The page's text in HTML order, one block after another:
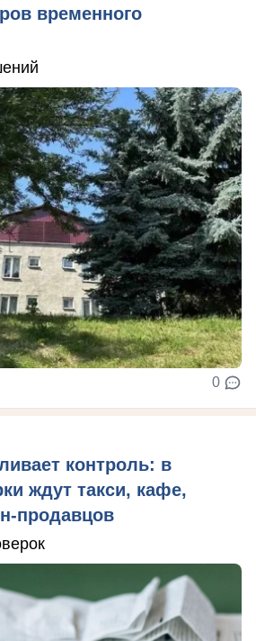
временного
0
контроль: в
ждут такси, кафе,
продавцов